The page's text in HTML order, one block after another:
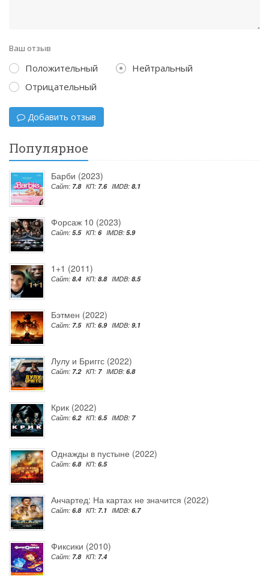
Ваш отзыв
Положительный
Нейтральный
Отрицательный
Добавить отзыв
Популярное
Барби (2023)
Сайт: 7.8 КП: 7.6 IMDB: 8.1
Форсаж 10 (2023)
Сайт: 5.5 КП: 6 IMDB: 5.9
1+1 (2011)
Сайт: 8.4 КП: 8.8 IMDB: 8.5
Бэтмен (2022)
Сайт: 7.5 КП: 6.9 IMDB: 9.1
Лулу и Бриггс (2022)
Сайт: 7.2 КП: 7 IMDB: 6.8
Крик (2022)
Сайт: 6.2 КП: 6.5 IMDB: 7
Однажды в пустыне (2022)
Сайт: 6.8 КП: 6.5
Анчартед: На картах не значится (2022)
Сайт: 6.8 КП: 7.1 IMDB: 6.7
Фиксики (2010)
Сайт: 7.8 КП: 7.4